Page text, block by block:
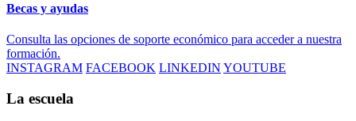
Becas y ayudas
Consulta las opciones de soporte económico para acceder a nuestra
formación.
INSTAGRAM FACEBOOK LINKEDIN YOUTUBE
La escuela